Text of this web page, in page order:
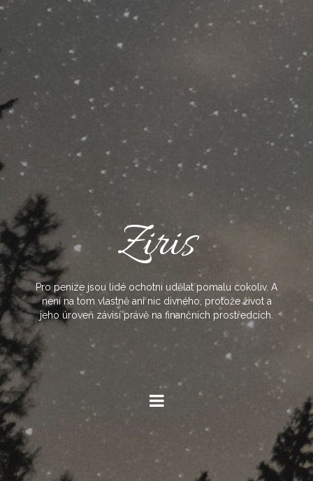
Skip
to
content
Ziris
Pro peníze jsou lidé ochotni udělat pomalu cokoliv. A
není na tom vlastně ani nic divného, protože život a
jeho úroveň závisí právě na finančních prostředcích.